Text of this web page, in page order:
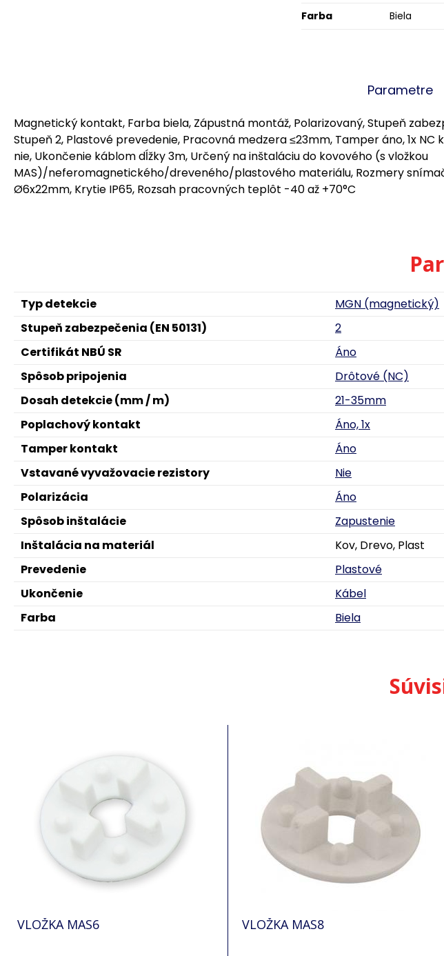
Farba
Biela
Parametre
Magnetický kontakt, Farba biela, Zápustná montáž, Polarizovaný, Stupeň
Stupeň 2, Plastové prevedenie, Pracovná medzera ≤23mm, Tamper áno, 1x NC
nie, Ukončenie káblom dĺžky 3m, Určený na inštaláciu do kovového (s vložkou
MAS)/neferomagnetického/dreveného/plastového materiálu, Rozmery
Ø6x22mm, Krytie IP65, Rozsah pracovných teplôt -40 až +70°C
Typ detekcie
MGN (magnetický)
Stupeň zabezpečenia (EN 50131)
2
Certifikát NBÚ SR
Áno
Spôsob pripojenia
Drôtové (NC)
Dosah detekcie (mm / m)
21-35mm
Poplachový kontakt
Áno, 1x
Tamper kontakt
Áno
Vstavané vyvažovacie rezistory
Nie
Polarizácia
Áno
Spôsob inštalácie
Zapustenie
Inštalácia na materiál
Kov, Drevo, Plast
Prevedenie
Plastové
Ukončenie
Kábel
Farba
Biela
VLOŽKA MAS6 VLOŽKA MAS8